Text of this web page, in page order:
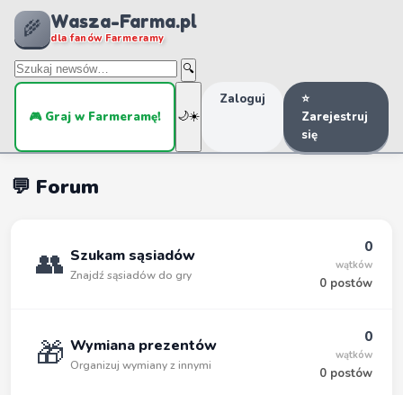
🌾 Wasza-Farma.pl
dla fanów Farmeramy
🔍
🎮 Graj w Farmeramę! 🌙☀️
Zaloguj
⭐
Zarejestruj
się
💬 Forum
👥 Szukam sąsiadów
Znajdź sąsiadów do gry
0
wątków
0 postów
🎁 Wymiana prezentów
Organizuj wymiany z innymi
0
wątków
0 postów